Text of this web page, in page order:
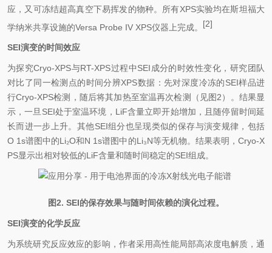
应，又可冻结超高真空下易挥发的物种。所有XPS实验均在斯坦福大
学纳米共享设施的Versa Probe IV XPS仪器上完成。 [2]
SEI演变的时间效应
为探究Cryo-XPS与RT-XPS过程中SEI成分的时效性变化，研究团队
对比了同一检测点的时间分辨XPS数据：先对深度冷冻的SEI样品进
行Cryo-XPS检测，随后将其加热至室温再次检测（见图2）。结果显
示，一旦SEI处于室温环境， LiF含量立即开始增加，且随停留时间延
长而进一步上升。其他SEI组分也呈现类似的保存与演变规律，包括
O 1s谱图中的Li₂O和N 1s谱图中的Li₃N等无机物。结果表明，Cryo-X
PS显示出相对较低的LiF含量和随时间稳定的SEI组成。
图2. SEI的保存效果与随时间依赖的演化过程。
SEI演变的化学反应
为系统研究反应效应的影响，作者采用高性能局部高浓度电解质，通